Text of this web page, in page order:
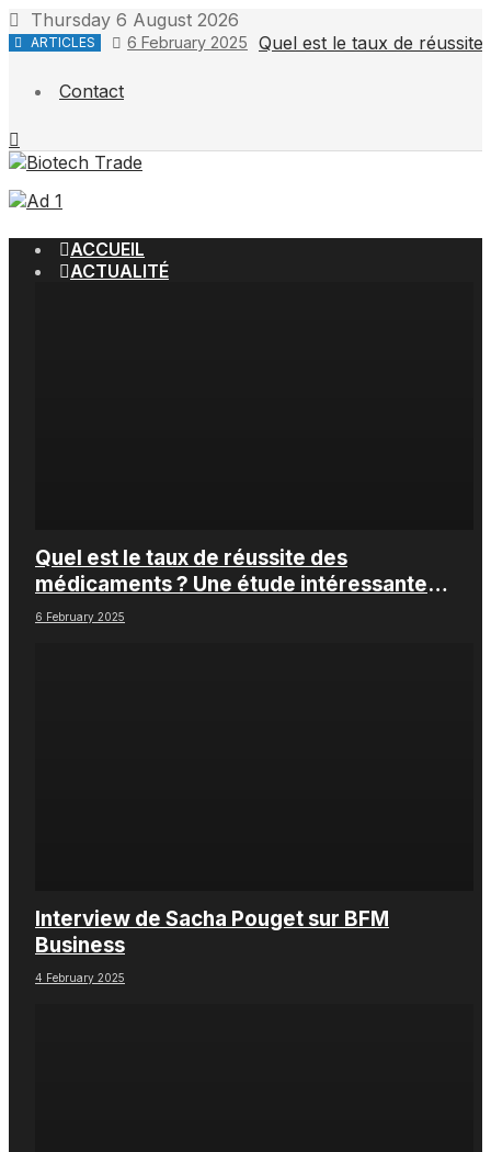
Skip
to
Thursday 6 August 2026
ARTICLES 6 February 2025 Quel est le taux de
Contact
ACCUEIL
ACTUALITÉ
Quel est le taux de réussite des
médicaments ? Une étude intéressante
chez les Big Pharmas
6 February 2025
Interview de Sacha Pouget sur BFM
Business
4 February 2025